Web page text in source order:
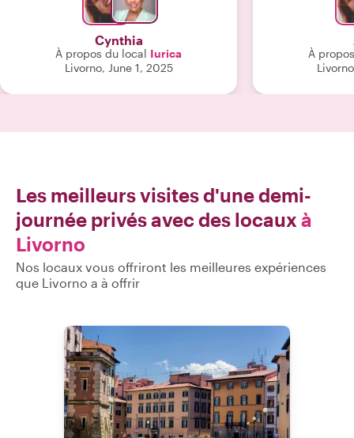
donc facilité les changements et nous
n'avons pas eu à faire la queue ! C'était
une visite agréable. Notre chauffeur
est venu nous chercher au point de
dépose à l'heure convenue et nous
sommes rentrés au bateau à temps
Cynthia
À propos du local Iurica
Livorno, June 1, 2025
c’était que d’y
excellente
À
Les meilleurs visites d'une demi-
journée privés avec des locaux à
Livorno
Nos locaux vous offriront les meilleures expériences
que Livorno a à offrir